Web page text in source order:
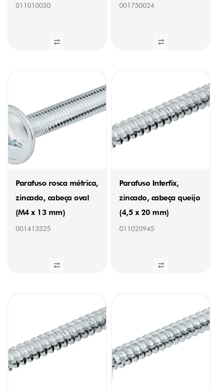
011010030 001750024
Parafuso rosca métrica,
zincado, cabeça oval
(M4 x 13 mm)
001413325
Parafuso Interfix,
zincado, cabeça queijo
(4,5 x 20 mm)
011020945